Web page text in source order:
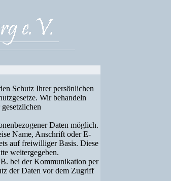
Schutz Ihrer persönlichen
Wir behandeln
Daten möglich.
Name, Anschrift oder E-
auf freiwilliger Basis. Diese
weitergegeben.
bei der Kommunikation per
der Daten vor dem Zugriff